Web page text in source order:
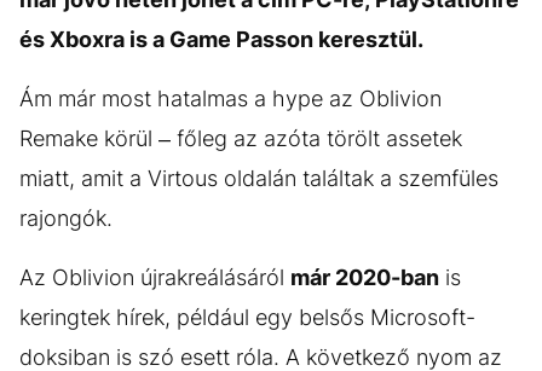
és Xboxra is a Game Passon keresztül.
Ám már most hatalmas a hype az Oblivion
Remake körül – főleg az azóta törölt assetek
miatt, amit a Virtous oldalán találtak a szemfüles
rajongók.
Az Oblivion újrakreálásáról már 2020-ban is
keringtek hírek, például egy belsős Microsoft-
doksiban is szó esett róla. A következő nyom az